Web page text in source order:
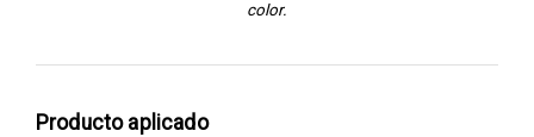
color.
Producto aplicado